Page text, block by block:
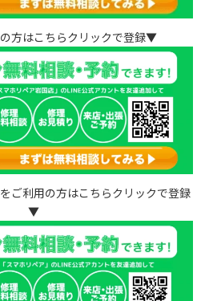
方はこちらクリックで登録▼
ご利用の方はこちらクリックで登録
▼